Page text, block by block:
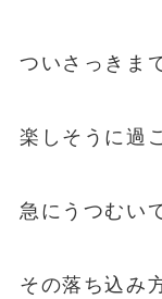
ついさっきま
楽しそうに過
急にうつむい
その落ち込み